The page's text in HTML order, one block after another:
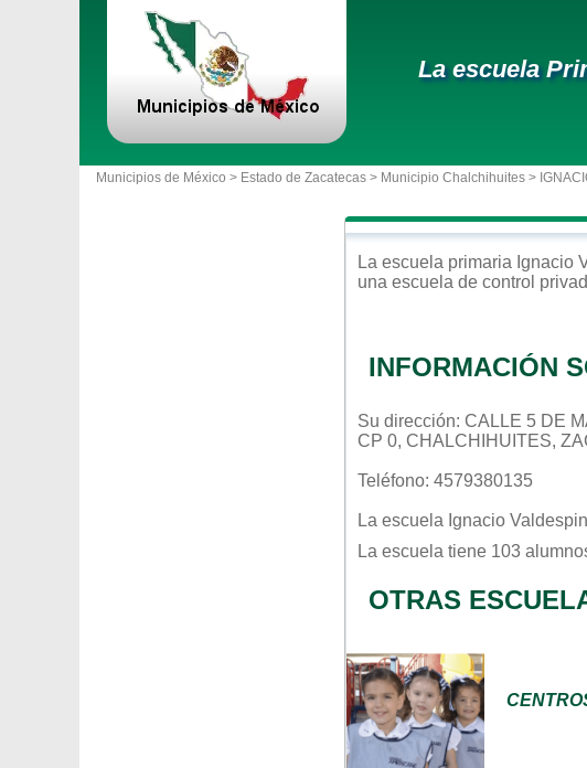
La escuela
Municipios de México > Estado de Zacatecas > Municipio Chalchihuites >
La escuela primaria Ignacio
una escuela de control
INFORMACIÓN
Su dirección: CALLE 5 DE
CP 0, CHALCHIHUITES,
Teléfono: 4579380135
La escuela Ignacio
La escuela tiene 103
OTRAS